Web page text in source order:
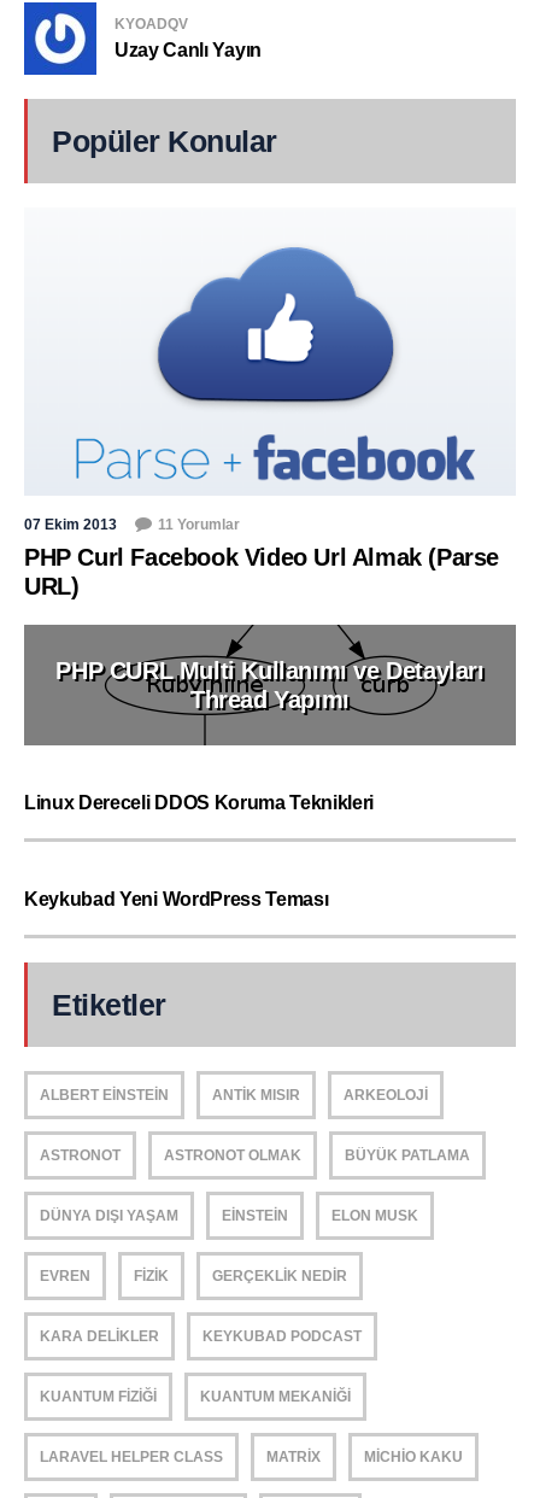
KYOADQV
Uzay Canlı Yayın
Popüler Konular
07 Ekim 2013 11 Yorumlar
PHP Curl Facebook Video Url Almak (Parse
URL)
PHP CURL Multi Kullanımı ve Detayları
Thread Yapımı
Linux Dereceli DDOS Koruma Teknikleri
Keykubad Yeni WordPress Teması
Etiketler
ALBERT EINSTEIN ANTIK MISIR ARKEOLOJI
ASTRONOT ASTRONOT OLMAK BÜYÜK PATLAMA
DÜNYA DIŞI YAŞAM EINSTEIN ELON MUSK
EVREN FIZIK GERÇEKLIK NEDIR
KARA DELIKLER KEYKUBAD PODCAST
KUANTUM FIZIĞI KUANTUM MEKANIĞI
LARAVEL HELPER CLASS MATRIX MICHIO KAKU